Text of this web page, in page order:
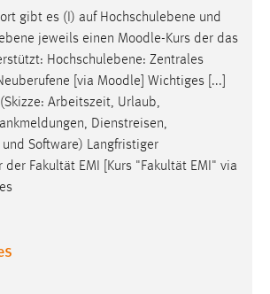
gibt es (I) auf Hochschulebene und
jeweils einen Moodle-Kurs der das
Hochschulebene: Zentrales
[via Moodle ] Wichtiges [...]
] (Skizze: Arbeitszeit, Urlaub,
Dienstreisen,
Software) Langfristiger
der Fakultät EMI [Kurs "Fakultät EMI" via